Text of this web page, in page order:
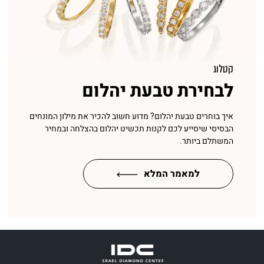
קטלוג
לבחירת טבעת יהלום
איך בוחרים טבעת יהלום? מדוע חשוב להכיר את מילון המונחים
הבסיסי שיסייע לכם לקנות תכשיט יהלום בהצלחה ובמחיר
המשתלם ביותר.
למאמר המלא